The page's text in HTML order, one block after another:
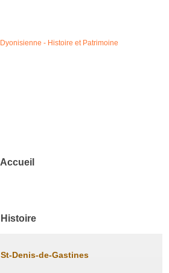
Accueil
Histoire
St-Denis-de-Gastines